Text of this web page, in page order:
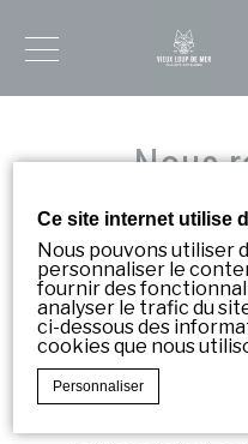
Ce site internet utilise
Nous pouvons utiliser
personnaliser le
fournir des
analyser le trafic du
ci-dessous des
cookies que nous
Personnaliser
Nous
Vous aimeriez
Constamment en
répondre aux
nous
à
infolettre
Soyez
informé
en
avance
de
nos
nouveautés!